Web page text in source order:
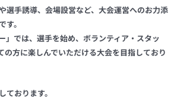
選手誘導、会場設営など、大会運営へのお力添
す。
」では、選手を始め、ボランティア・スタッ
の方に楽しんでいただける大会を目指しており
ております。